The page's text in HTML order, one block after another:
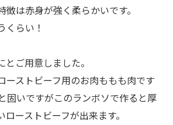
徴は赤身が強く柔らかいです。
くらい！
ご用意しました。
ーストビーフ用のお肉ももも肉です
固いですがこのランボソで作ると厚
ローストビーフが出来ます。